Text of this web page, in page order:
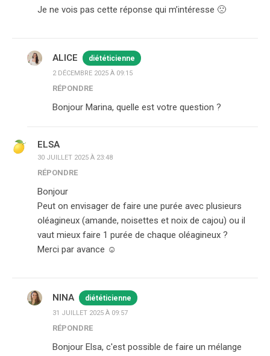
Je ne vois pas cette réponse qui m’intéresse 🙁
ALICE diététicienne
2 DÉCEMBRE 2025 À 09:15
RÉPONDRE
Bonjour Marina, quelle est votre question ?
ELSA
30 JUILLET 2025 À 23:48
RÉPONDRE
Bonjour
Peut on envisager de faire une purée avec plusieurs
oléagineux (amande, noisettes et noix de cajou) ou il
vaut mieux faire 1 purée de chaque oléagineux ?
Merci par avance ☺️
NINA diététicienne
31 JUILLET 2025 À 09:57
RÉPONDRE
Bonjour Elsa, c'est possible de faire un mélange